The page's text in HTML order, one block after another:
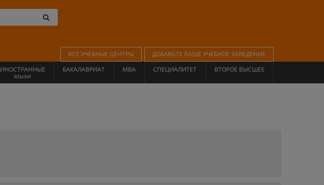
ВСЕ УЧЕБНЫЕ ЦЕНТРЫ
ДОБАВЬТЕ ВАШЕ УЧЕБНОЕ ЗАВЕДЕНИЕ
ИНОСТРАННЫЕ
ЯЗЫКИ
БАКАЛАВРИАТ MBA СПЕЦИАЛИТЕТ ВТОРОЕ ВЫСШЕЕ